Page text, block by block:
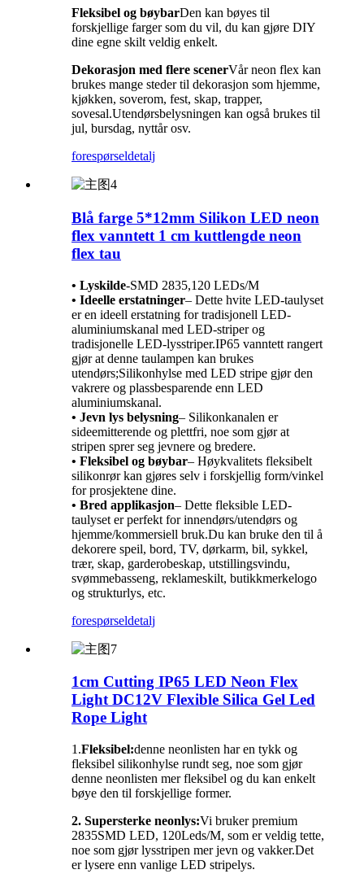
Fleksibel og bøybarDen kan bøyes til
forskjellige farger som du vil, du kan gjøre DIY
dine egne skilt veldig enkelt.
Dekorasjon med flere scenerVår neon flex kan
brukes mange steder til dekorasjon som hjemme,
kjøkken, soverom, fest, skap, trapper,
sovesal.Utendørsbelysningen kan også brukes til
jul, bursdag, nyttår osv.
forespørseldetalj
Blå farge 5*12mm Silikon LED neon
flex vanntett 1 cm kuttlengde neon
flex tau
• Lyskilde-SMD 2835,120 LEDs/M
• Ideelle erstatninger– Dette hvite LED-taulyset
er en ideell erstatning for tradisjonell LED-
aluminiumskanal med LED-striper og
tradisjonelle LED-lysstriper.IP65 vanntett rangert
gjør at denne taulampen kan brukes
utendørs;Silikonhylse med LED stripe gjør den
vakrere og plassbesparende enn LED
aluminiumskanal.
• Jevn lys belysning– Silikonkanalen er
sideemitterende og plettfri, noe som gjør at
stripen sprer seg jevnere og bredere.
• Fleksibel og bøybar– Høykvalitets fleksibelt
silikonrør kan gjøres selv i forskjellig form/vinkel
for prosjektene dine.
• Bred applikasjon– Dette fleksible LED-
taulyset er perfekt for innendørs/utendørs og
hjemme/kommersiell bruk.Du kan bruke den til å
dekorere speil, bord, TV, dørkarm, bil, sykkel,
trær, skap, garderobeskap, utstillingsvindu,
svømmebasseng, reklameskilt, butikkmerkelogo
og strukturlys, etc.
forespørseldetalj
1cm Cutting IP65 LED Neon Flex
Light DC12V Flexible Silica Gel Led
Rope Light
1.Fleksibel:denne neonlisten har en tykk og
fleksibel silikonhylse rundt seg, noe som gjør
denne neonlisten mer fleksibel og du kan enkelt
bøye den til forskjellige former.
2. Supersterke neonlys:Vi bruker premium
2835SMD LED, 120Leds/M, som er veldig tette,
noe som gjør lysstripen mer jevn og vakker.Det
er lysere enn vanlige LED stripelys.